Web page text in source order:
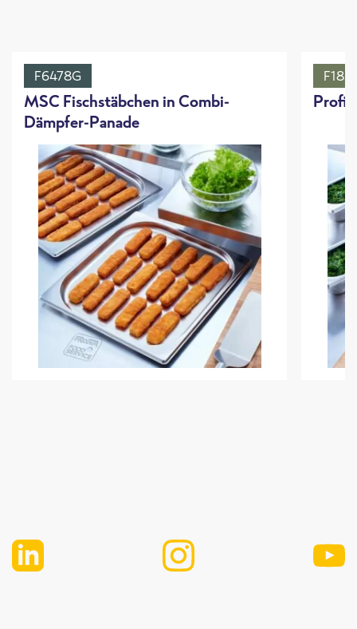
F6478G
MSC Fischstäbchen in Combi-
Dämpfer-Panade
Profi-